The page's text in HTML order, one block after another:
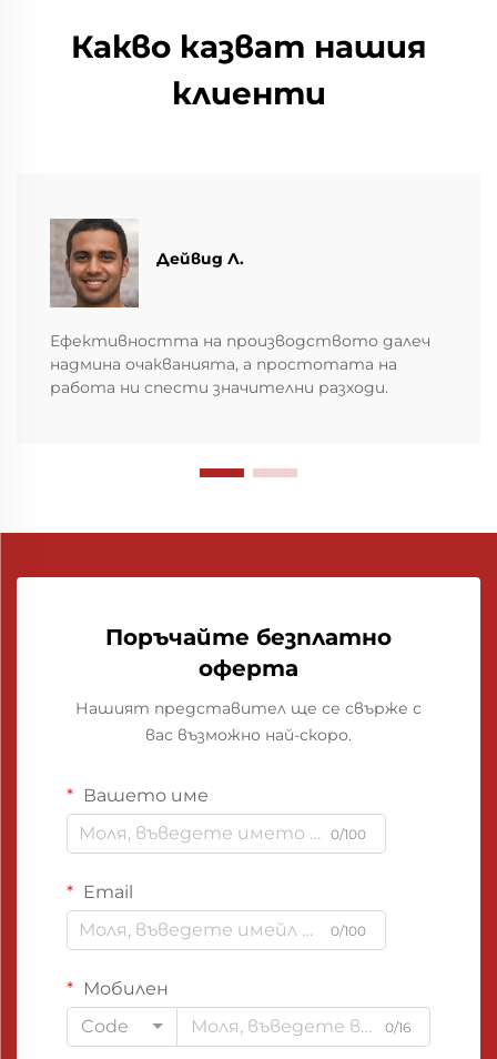
Какво казват нашия
клиенти
Дейвид Л.
Ефективността на производството далеч
надмина очакванията, а простотата на
работа ни спести значителни разходи.
Поръчайте безплатно
оферта
Нашият представител ще се свърже с
вас възможно най-скоро.
Вашето име
0/100
Email
0/100
Мобилен
Code
0/16